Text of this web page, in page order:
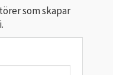
som skapar